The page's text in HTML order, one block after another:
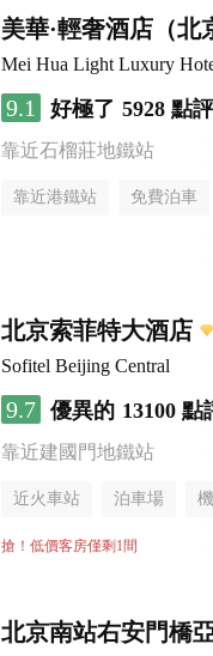
美華·輕奢酒店（
Mei Hua Light Luxury
9.1 好極了 5928 點評
靠近石榴莊地鐵站
靠近港鐵站 免費泊車
北京索菲特大酒店
Sofitel Beijing Central
9.7 優異的 13100 點
靠近建國門地鐵站
近火車站 泊車場
無煙樓層
搶！低價客房僅剩1間
北京南站右安門橋